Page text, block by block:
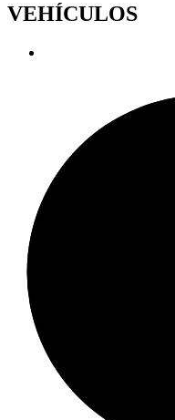
VEHÍCULOS